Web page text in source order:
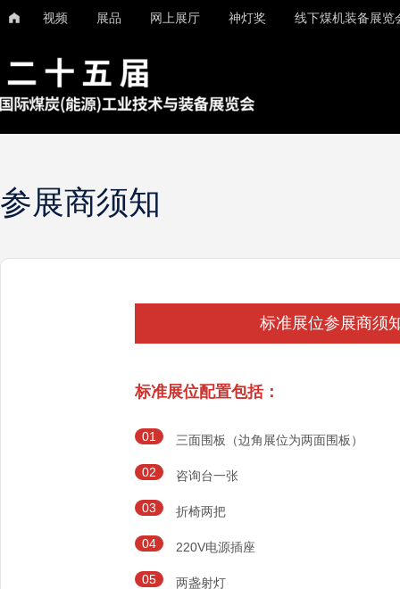
视频 展品 网上展厅 神灯奖 线下煤机装备展览
参展商须知
标准展位参展商须
标准展位配置包括：
01 三面围板（边角展位为两面围板）
02 咨询台一张
03 折椅两把
04 220V电源插座
05 两盏射灯